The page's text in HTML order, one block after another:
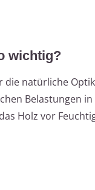
wichtig?
natürliche
Belastungen
Holz vor